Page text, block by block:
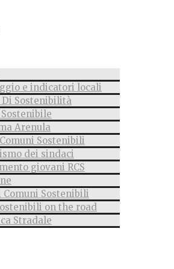
e indicatori locali
Di Sostenibilità
Arenula
Sostenibili
dei sindaci
giovani RCS
Comuni Sostenibili
on the road
Stradale